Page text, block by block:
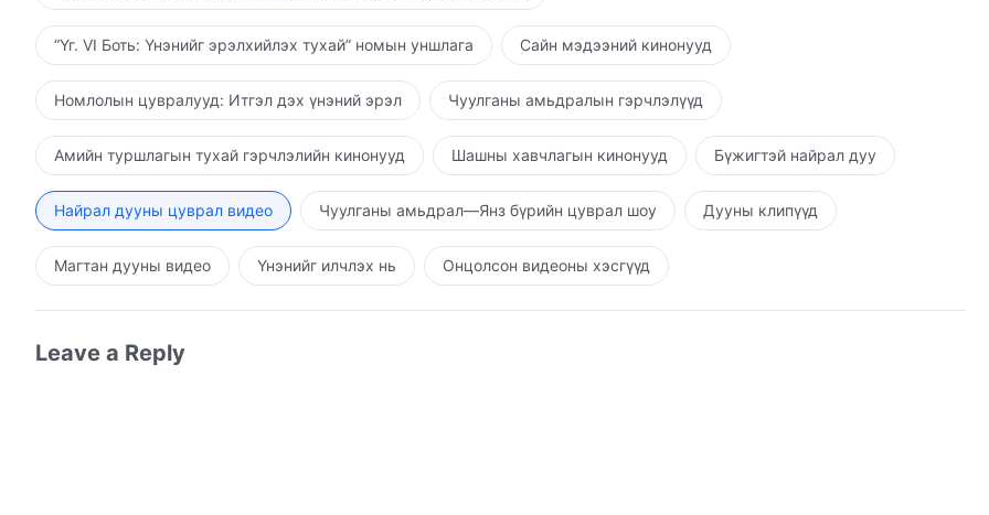
“Үг. VI Боть: Үнэнийг эрэлхийлэх тухай” номын уншлага Сайн мэдээний кинонууд
Номлолын цувралууд: Итгэл дэх үнэний эрэл Чуулганы амьдралын гэрчлэлүүд
Амийн туршлагын тухай гэрчлэлийн кинонууд Шашны хавчлагын кинонууд Бүжигтэй найрал дуу
Найрал дууны цуврал видео Чуулганы амьдрал—Янз бүрийн цуврал шоу Дууны клипүүд
Магтан дууны видео Үнэнийг илчлэх нь Онцолсон видеоны хэсгүүд
Leave a Reply